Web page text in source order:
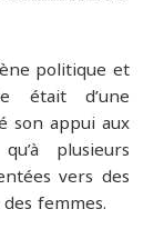
politique et
était d’une
son appui aux
plusieurs
vers des
femmes.